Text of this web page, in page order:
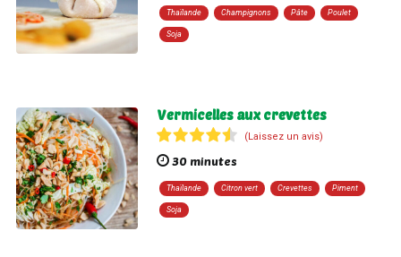
Thaïlande Champignons Pâte Poulet
Soja
Vermicelles aux crevettes
(Laissez un avis)
30 minutes
Thaïlande Citron vert Crevettes Piment
Soja